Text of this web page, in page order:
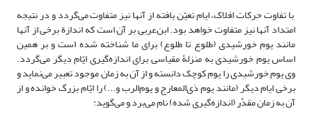
با تفاوت حرکات افلاک، ایام تعیّن یافته از آنها نیز متفاوت می‌گردد و در نتیجه
امتداد آنها نیز متفاوت خواهد بود. ابن‌عربی بر آن است که اندازة برخی از آنها
مانند یوم خورشیدی (طلوع تا طلوع) برای ما شناخته شده است و بر همین
اساس یوم خورشیدی به منزلۀ مقیاسی برای اندازه‌گیری ایّام دیگر می‌گردد.
وی یوم خورشیدی را یوم کوچک دانسته و از آن به زمان موجود تعبیر می‌نماید و
برخی ایام دیگر (مانند یوم ذی‌المعارج و یوم‌الرب و...) را ایّام بزرگ خوانده و از
آن به زمان مقدَّر (اندازه‌گیری شده) نام می‌برد و می‌گوید: